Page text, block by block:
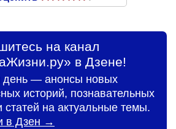
на канал
в Дзене!
— анонсы новых
историй, познавательных
статей на актуальные темы.
в Дзен →